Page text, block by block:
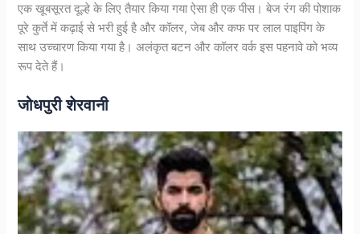
एक खूबसूरत दूल्हे के लिए तैयार किया गया ऐसा ही एक पीस। बेज रंग की पोशाक
पूरे कुर्ते में कढ़ाई से भरी हुई है और कॉलर, जेब और कफ पर लाल पाइपिंग के
साथ उच्चारण किया गया है। अलंकृत बटन और कॉलर वर्क इस पहनावे को भव्य
रूप देते हैं।
जोधपुरी शेरवानी